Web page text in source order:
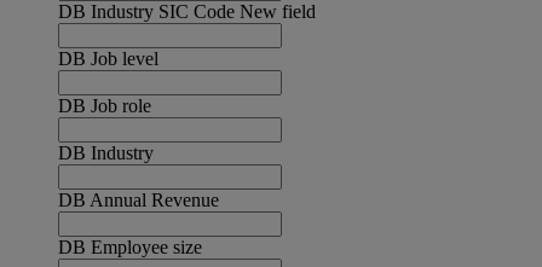
DB Industry SIC Code New field
DB Job level
DB Job role
DB Industry
DB Annual Revenue
DB Employee size